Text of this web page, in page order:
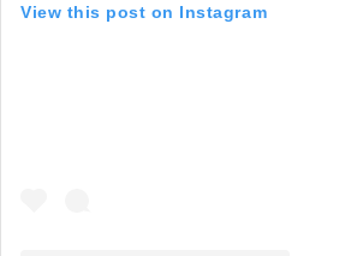
View this post on Instagram